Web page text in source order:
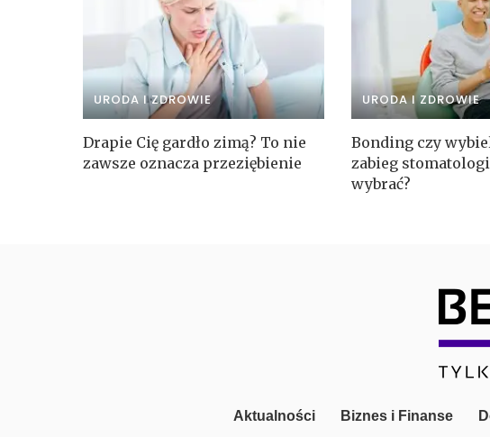
URODA I ZDROWIE
Drapie Cię gardło zimą? To nie
zawsze oznacza przeziębienie
URODA I ZDROWIE
Bonding czy
zabieg
wybrać?
Aktualności Biznes i Finanse